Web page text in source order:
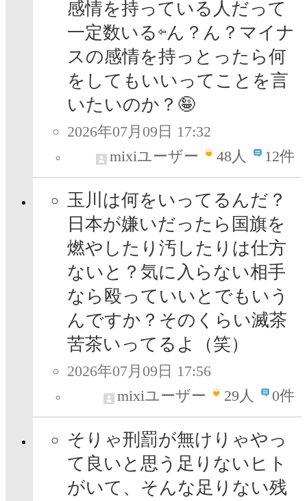
感情を持っている人だって
一定数いる⇦ん？ん？マイナ
スの感情を持っとったら何
をしてもいいってことを言
いたいのか？🤪
2026年07月09日 17:32
mixiユーザー
48人 12件
玉川は何をいってるんだ？
日本が嫌いだったら国旗を
燃やしたり汚したりは仕方
ないと？気に入らない相手
なら殴っていいとでもいう
んですか？そのくらい滅茶
苦茶いってるよ（笑）
2026年07月09日 17:56
mixiユーザー
29人 0件
そりゃ刑罰が無けりゃやっ
て良いと思う足りないヒト
がいて、そんな足りない残